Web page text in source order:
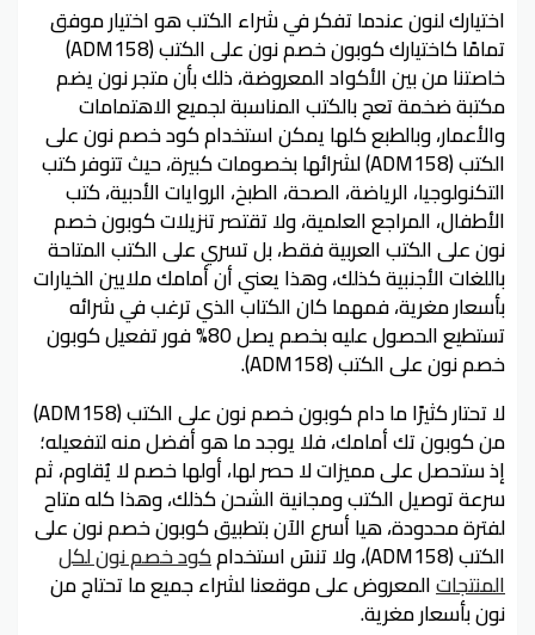
اختيارك لنون عندما تفكر في شراء الكتب هو اختيار موفق
تمامًا كاختيارك كوبون خصم نون على الكتب (ADM158)
خاصتنا من بين الأكواد المعروضة، ذلك بأن متجر نون يضم
مكتبة ضخمة تعج بالكتب المناسبة لجميع الاهتمامات
والأعمار، وبالطبع كلها يمكن استخدام كود خصم نون على
الكتب (ADM158) لشرائها بخصومات كبيرة، حيث تتوفر كتب
التكنولوجيا، الرياضة، الصحة، الطبخ، الروايات الأدبية، كتب
الأطفال، المراجع العلمية، ولا تقتصر تنزيلات كوبون خصم
نون على الكتب العربية فقط، بل تسري على الكتب المتاحة
باللغات الأجنبية كذلك، وهذا يعني أن أمامك ملايين الخيارات
بأسعار مغرية، فمهما كان الكتاب الذي ترغب في شرائه
تستطيع الحصول عليه بخصم يصل 80% فور تفعيل كوبون
خصم نون على الكتب (ADM158).
لا تحتار كثيرًا ما دام كوبون خصم نون على الكتب (ADM158)
من كوبون تك أمامك، فلا يوجد ما هو أفضل منه لتفعيله؛
إذ ستحصل على مميزات لا حصر لها، أولها خصم لا يُقاوم، ثم
سرعة توصيل الكتب ومجانية الشحن كذلك، وهذا كله متاح
لفترة محدودة، هيا أسرع الآن بتطبيق كوبون خصم نون على
الكتب (ADM158)، ولا تنسَ استخدام كود خصم نون لكل
المنتجاتالمعروض على موقعنا لشراء جميع ما تحتاج من
نون بأسعار مغرية.